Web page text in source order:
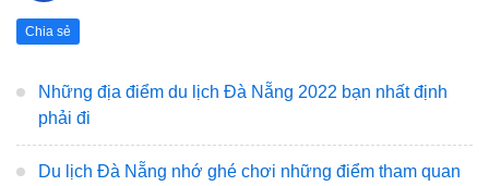
Chia sẻ
Những địa điểm du lịch Đà Nẵng 2022 bạn nhất định
phải đi
Du lịch Đà Nẵng nhớ ghé chơi những điểm tham quan